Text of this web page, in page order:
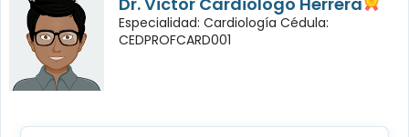
Especialidad: Cardiología Cédula:
CEDPROFCARD001